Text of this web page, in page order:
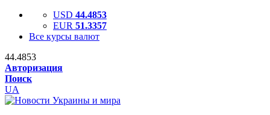
USD 44.4853
EUR 51.3357
Все курсы валют
44.4853
Авторизация
Поиск
UA